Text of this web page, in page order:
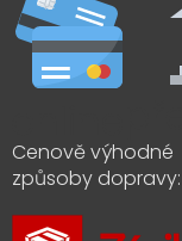
Cenově výhodné
způsoby dopravy: